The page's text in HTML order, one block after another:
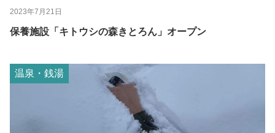
2023年7月21日
保養施設「キトウシの森きとろん」オープン
温泉・銭湯